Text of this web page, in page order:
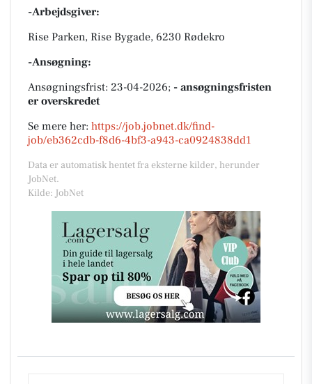
-Arbejdsgiver:
Rise Parken, Rise Bygade, 6230 Rødekro
-Ansøgning:
Ansøgningsfrist: 23-04-2026; - ansøgningsfristen
er overskredet
Se mere her: https://job.jobnet.dk/find-
job/eb362cdb-f8d6-4bf3-a943-ca0924838dd1
Data er automatisk hentet fra eksterne kilder, herunder
JobNet.
Kilde: JobNet